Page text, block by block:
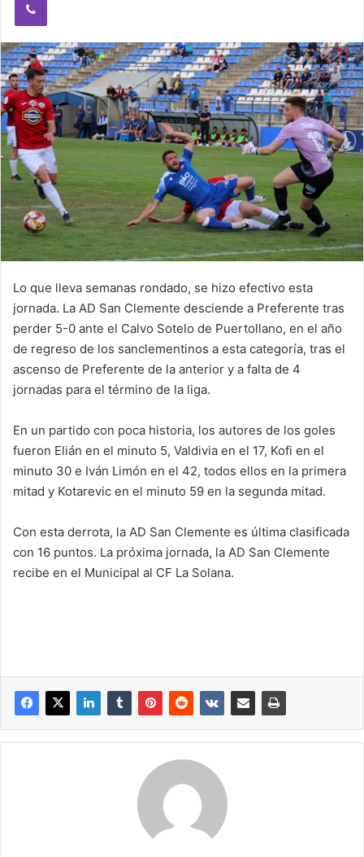
Lo que lleva semanas rondado, se hizo efectivo esta
jornada. La AD San Clemente desciende a Preferente tras
perder 5-0 ante el Calvo Sotelo de Puertollano, en el año
de regreso de los sanclementinos a esta categoría, tras el
ascenso de Preferente de la anterior y a falta de 4
jornadas para el término de la liga.
En un partido con poca historia, los autores de los goles
fueron Elián en el minuto 5, Valdivia en el 17, Kofi en el
minuto 30 e Iván Limón en el 42, todos ellos en la primera
mitad y Kotarevic en el minuto 59 en la segunda mitad.
Con esta derrota, la AD San Clemente es última clasificada
con 16 puntos. La próxima jornada, la AD San Clemente
recibe en el Municipal al CF La Solana.